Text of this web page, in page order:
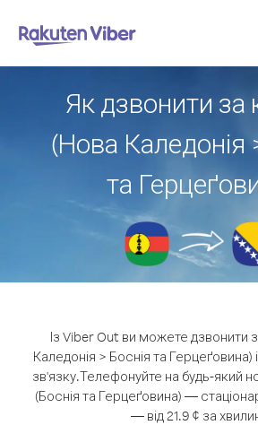
Як дзвонити за
(Нова Каледонія
та
Із Viber Out ви можете дзвонити
Каледонія > Боснія та
зв'язку.Телефонуйте на будь-який
(Боснія та Герцеґовина) —
— від 21.9 ¢ за